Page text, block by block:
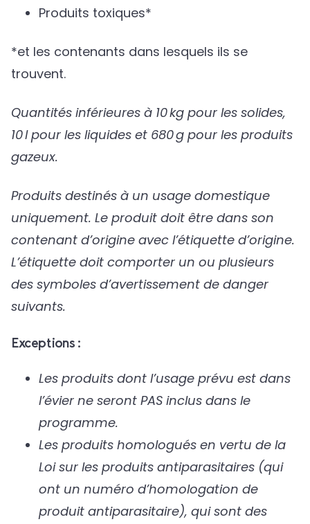
Produits toxiques*
*et les contenants dans lesquels ils se
trouvent.
Quantités inférieures à 10 kg pour les solides,
10 l pour les liquides et 680 g pour les produits
gazeux.
Produits destinés à un usage domestique
uniquement. Le produit doit être dans son
contenant d’origine avec l’étiquette d’origine.
L’étiquette doit comporter un ou plusieurs
des symboles d’avertissement de danger
suivants.
Exceptions :
Les produits dont l’usage prévu est dans
l’évier ne seront PAS inclus dans le
programme.
Les produits homologués en vertu de la
Loi sur les produits antiparasitaires (qui
ont un numéro d’homologation de
produit antiparasitaire), qui sont des